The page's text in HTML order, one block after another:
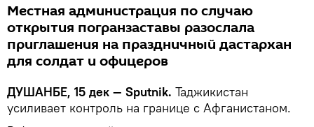
Местная администрация по случаю
открытия погранзаставы разослала
приглашения на праздничный дастархан
для солдат и офицеров
ДУШАНБЕ, 15 дек — Sputnik. Таджикистан
усиливает контроль на границе с Афганистаном.